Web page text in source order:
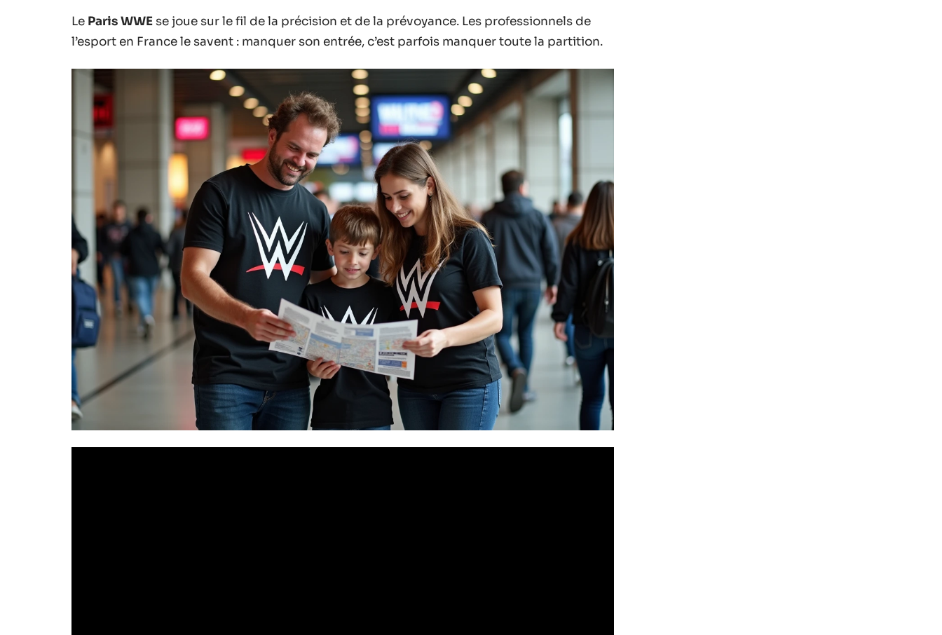
Le Paris WWE se joue sur le fil de la précision et de la prévoyance. Les professionnels de
l’esport en France le savent : manquer son entrée, c’est parfois manquer toute la partition.